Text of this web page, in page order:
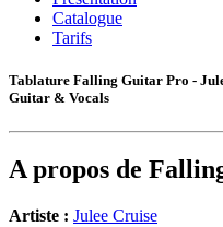
Catalogue
Tarifs
Tablature Falling Guitar Pro -
Guitar & Vocals
A propos de
Artiste : Julee Cruise